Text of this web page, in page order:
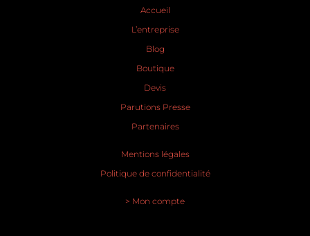
Accueil
L’entreprise
Blog
Boutique
Devis
Parutions Presse
Partenaires
Mentions légales
Politique de confidentialité
> Mon compte